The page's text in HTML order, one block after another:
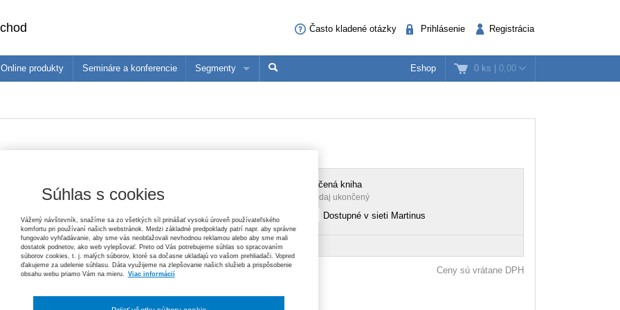
Často kladené otázky Prihlásenie Registrácia
0 ks | 0,00
Trh práce v ekonomických súvislostiach, 2. vydanie
Helena Spišiaková
79,80 €
Ochrana základných práv
Tomáš Ľalík, Ján Svák, Lívia Trellová, Vincent Bujňák
26,40 €
Pracovné právo v poznámkach s príkladmi, 3. vydanie
Jana Žuľová, Marcel Dolobáč, Monika Minčičová
Online produkty Semináre a konferencie Segmenty Eshop
Tlačená kniha
Predaj ukončený
Dostupné v sieti Martinus
Ceny sú vrátane DPH
Typ publikácie učebnica
Dátum vydania 1/2007
Tlačená kniha
Súhlas s cookies
Vážený návštevník, snažíme sa zo všetkých síl prinášať vysokú úroveň používateľského
komfortu pri používaní našich webstránok. Medzi základné predpoklady patrí napr. aby správne
fungovalo vyhľadávanie, aby sme vás neobťažovali nevhodnou reklamou alebo aby sme mali
dostatok podnetov, ako web vylepšovať. Preto od Vás potrebujeme súhlas so spracovaním
súborov cookies, t. j. malých súborov, ktoré sa dočasne ukladajú vo vašom prehliadači. Vopred
ďakujeme za udelenie súhlasu. Dáta využijeme na zlepšovanie našich služieb a prispôsobenie
obsahu webu priamo Vám na mieru.
Viac informácií